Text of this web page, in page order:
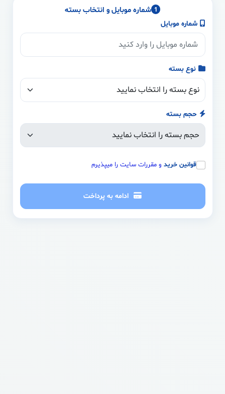
1 شماره موبایل و انتخاب بسته
شماره موبایل
نوع بسته
حجم بسته
قوانین خرید و مقررات سایت را میپذیرم
ادامه به پرداخت